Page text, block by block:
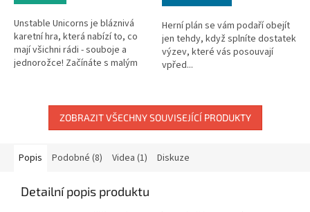
Unstable Unicorns je bláznivá
karetní hra, která nabízí to, co
mají všichni rádi - souboje a
jednorožce! Začínáte s malým
Herní plán se vám podaří obejít
jen tehdy, když splníte dostatek
výzev, které vás posouvají
vpřed...
ZOBRAZIT VŠECHNY SOUVISEJÍCÍ PRODUKTY
Popis Podobné (8) Videa (1) Diskuze
Detailní popis produktu